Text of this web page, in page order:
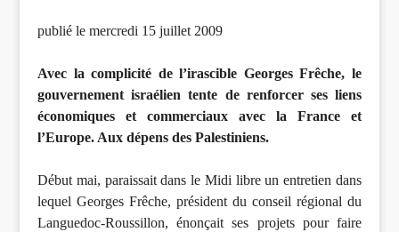
publié le mercredi 15 juillet 2009
Avec la complicité de l’irascible Georges Frêche, le
gouvernement israélien tente de renforcer ses liens
économiques et commerciaux avec la France et
l’Europe. Aux dépens des Palestiniens.
Début mai, paraissait dans le Midi libre un entretien dans
lequel Georges Frêche, président du conseil régional du
Languedoc-Roussillon, énonçait ses projets pour faire